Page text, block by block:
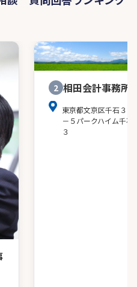
2 相田会計事務所
東京都文京区千石３－
－５パークハイム千石
３